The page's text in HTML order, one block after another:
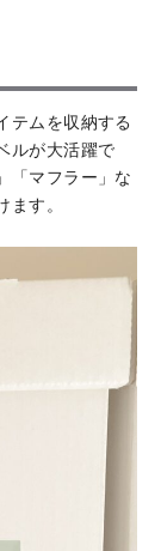
テムを収納する
ルが大活躍で
「マフラー」な
す。